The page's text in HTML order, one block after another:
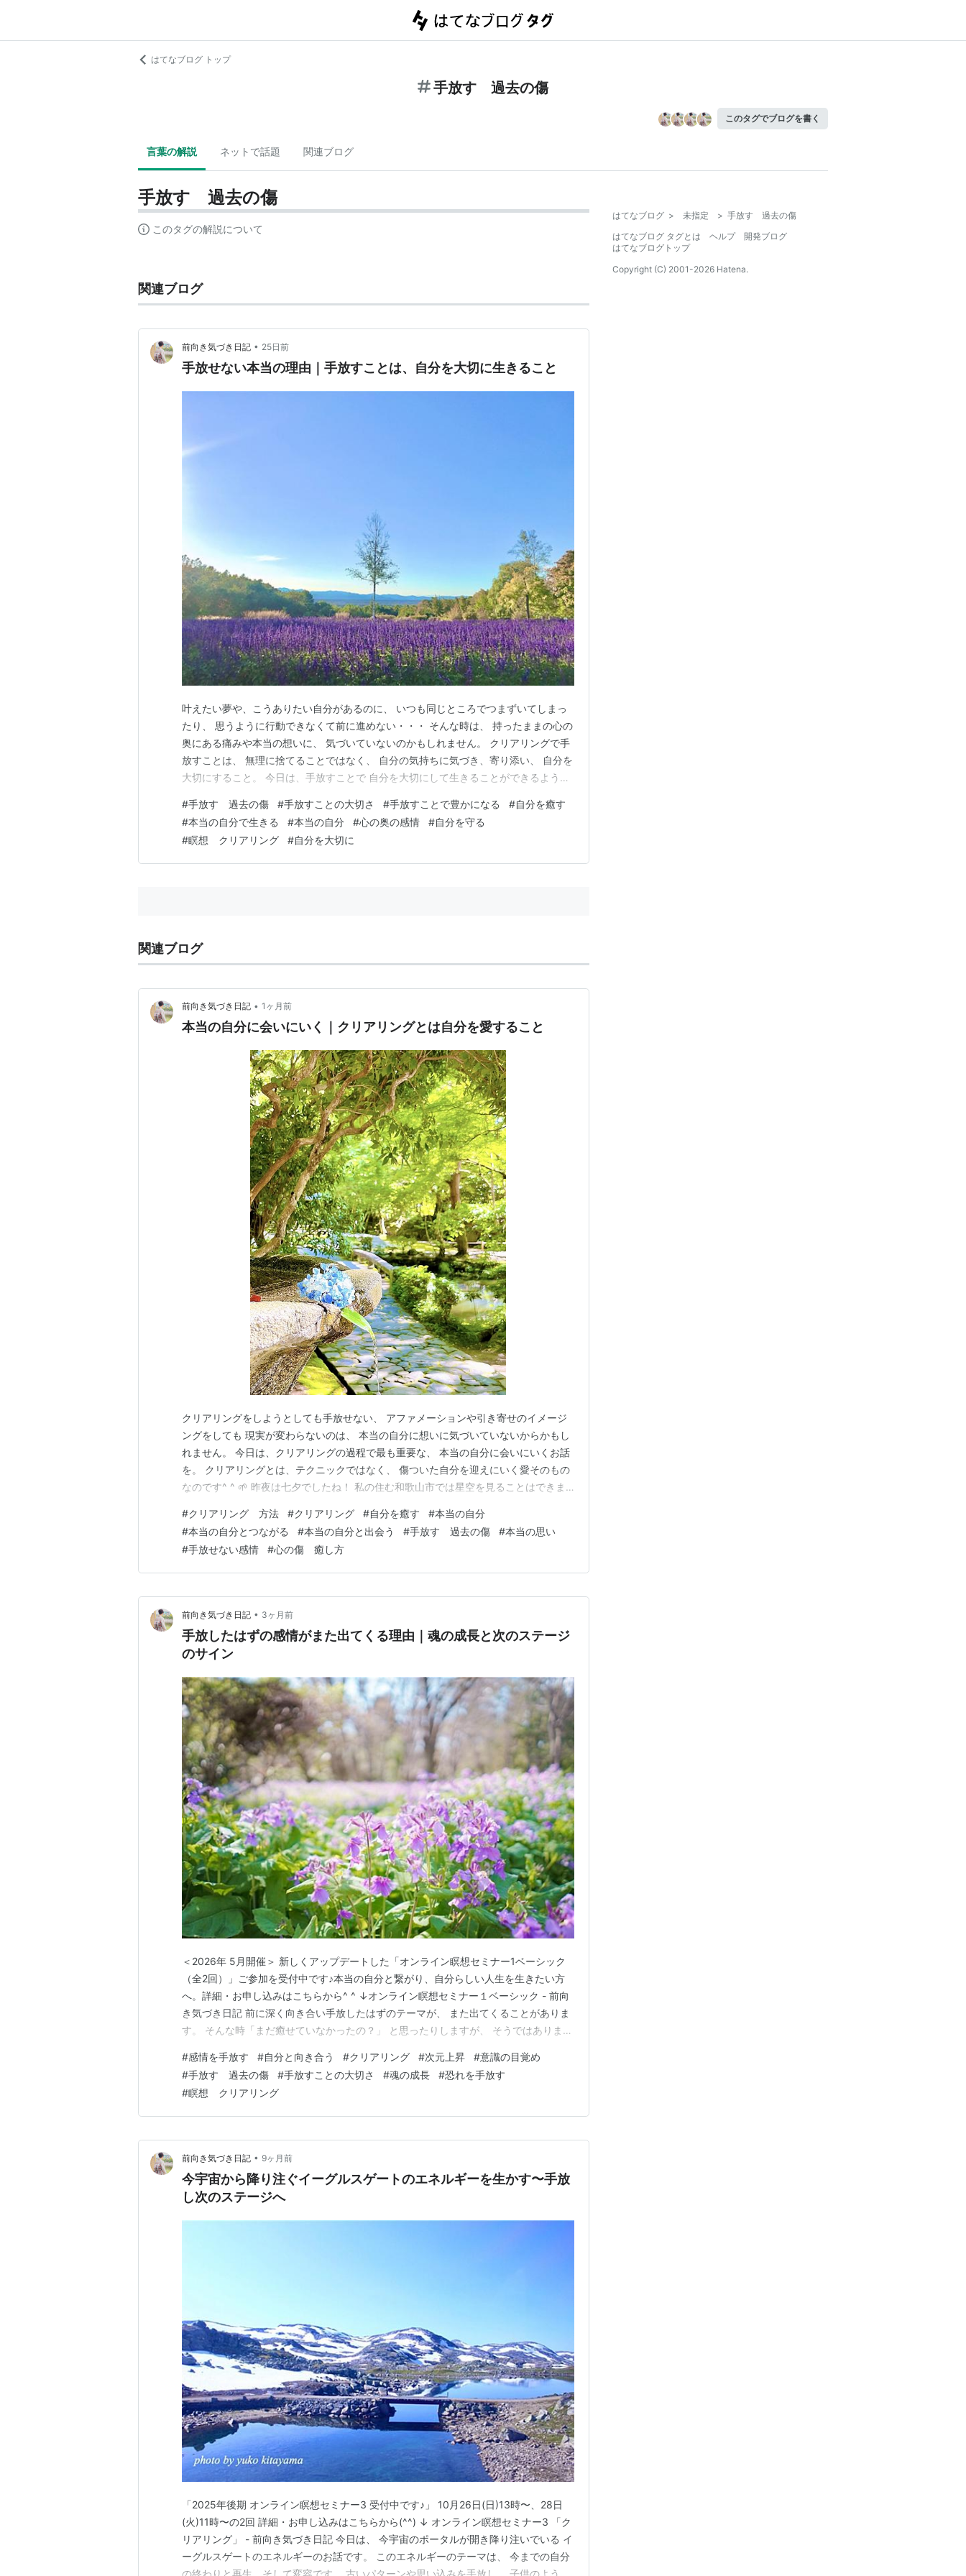
はてなブログ トップ
手放す 過去の傷
このタグでブログを書く
言葉の解説 ネットで話題 関連ブログ
手放す 過去の傷
このタグの解説について
関連ブログ
前向き気づき日記 • 25日前
手放せない本当の理由｜手放すことは、自分を大切に生きること
叶えたい夢や、こうありたい自分があるのに、 いつも同じところでつまずいてしまっ
たり、 思うように行動できなくて前に進めない・・・ そんな時は、 持ったままの心の
奥にある痛みや本当の想いに、 気づいていないのかもしれません。 クリアリングで手
放すことは、 無理に捨てることではなく、 自分の気持ちに気づき、寄り添い、 自分を
大切にすること。 今日は、手放すことで 自分を大切にして生きることができるように
リアリング」の 「第2回 手放す方法」を開催しました。 日曜日と本日ご参加いただき
ました皆様、 ありがとうご…
#手放す 過去の傷 #手放すことの大切さ #手放すことで豊かになる #自分を癒す
#本当の自分で生きる #本当の自分 #心の奥の感情 #自分を守る
#瞑想 クリアリング #自分を大切に
関連ブログ
前向き気づき日記 • 1ヶ月前
本当の自分に会いにいく｜クリアリングとは自分を愛すること
クリアリングをしようとしても手放せない、 アファメーションや引き寄せのイメージ
ングをしても 現実が変わらないのは、 本当の自分に想いに気づいていないからかもし
れません。 今日は、クリアリングの過程で最も重要な、 本当の自分に会いにいくお話
を。 クリアリングとは、テクニックではなく、 傷ついた自分を迎えにいく愛そのもの
なのです^ ^ 🌱 昨夜は七夕でしたね！ 私の住む和歌山市では星空を見ることはできま
れませんね(^^) さて、そんな昨日は、 日曜日に続き、オンラインで 「瞑想セミナー3
クリアリング 本当の自分の想い…
#クリアリング 方法 #クリアリング #自分を癒す #本当の自分
#本当の自分とつながる #本当の自分と出会う #手放す 過去の傷 #本当の思い
#手放せない感情 #心の傷 癒し方
前向き気づき日記 • 3ヶ月前
手放したはずの感情がまた出てくる理由｜魂の成長と次のステージ
のサイン
＜2026年 5月開催＞ 新しくアップデートした「オンライン瞑想セミナー1ベーシック
（全2回）」ご参加を受付中です♪本当の自分と繋がり、自分らしい人生を生きたい方
へ。詳細・お申し込みはこちらから^ ^ ↓オンライン瞑想セミナー１ベーシック - 前向
き気づき日記 前に深く向き合い手放したはずのテーマが、 また出てくることがありま
す。 そんな時「まだ癒せていなかったの？」 と思ったりしますが、 そうではありませ
うに見える繰り返しの中で 何が起きているのかを わかりやすく解説しますね(^^) ・ 心
の傷や、もういらない…
#感情を手放す #自分と向き合う #クリアリング #次元上昇 #意識の目覚め
#手放す 過去の傷 #手放すことの大切さ #魂の成長 #恐れを手放す
#瞑想 クリアリング
前向き気づき日記 • 9ヶ月前
今宇宙から降り注ぐイーグルスゲートのエネルギーを生かす〜手放
し次のステージへ
「2025年後期 オンライン瞑想セミナー3 受付中です♪」 10月26日(日)13時〜、28日
(火)11時〜の2回 詳細・お申し込みはこちらから(^^) ↓ オンライン瞑想セミナー3 「ク
リアリング」 - 前向き気づき日記 今日は、 今宇宙のポータルが開き降り注いでいる イ
ーグルスゲートのエネルギーのお話です。 このエネルギーのテーマは、 今までの自分
はてなブログ > 未指定 > 手放す 過去の傷
はてなブログ タグとは
ヘルプ
開発ブログ
はてなブログトップ
Copyright (C) 2001-2026 Hatena.